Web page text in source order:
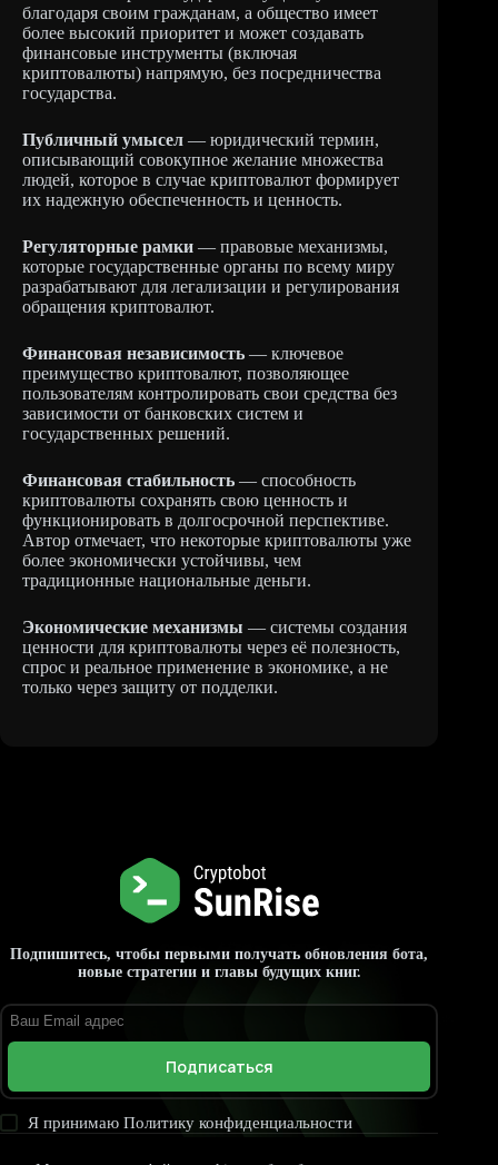
благодаря своим гражданам, а общество имеет
более высокий приоритет и может создавать
финансовые инструменты (включая
криптовалюты) напрямую, без посредничества
государства.
Публичный умысел — юридический термин,
описывающий совокупное желание множества
людей, которое в случае криптовалют формирует
их надежную обеспеченность и ценность.
Регуляторные рамки — правовые механизмы,
которые государственные органы по всему миру
разрабатывают для легализации и регулирования
обращения криптовалют.
Финансовая независимость — ключевое
преимущество криптовалют, позволяющее
пользователям контролировать свои средства без
зависимости от банковских систем и
государственных решений.
Финансовая стабильность — способность
криптовалюты сохранять свою ценность и
функционировать в долгосрочной перспективе.
Автор отмечает, что некоторые криптовалюты уже
более экономически устойчивы, чем
традиционные национальные деньги.
Экономические механизмы — системы создания
ценности для криптовалюты через её полезность,
спрос и реальное применение в экономике, а не
только через защиту от подделки.
Подпишитесь, чтобы первыми получать обновления бота,
новые стратегии и главы будущих книг.
Подписаться
Я принимаюПолитику конфиденциальности